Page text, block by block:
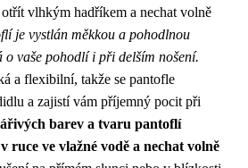
otřít vlhkým hadříkem a nechat volně
je vystlán měkkou a pohodlnou
o vaše pohodlí i při delším nošení.
a flexibilní, takže se pantofle
a zajistí vám příjemný pocit při
barev a tvaru pantoflí
ruce ve vlažné vodě a nechat volně